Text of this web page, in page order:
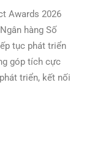
Awards 2026
hàng Số
tục phát triển
góp tích cực
triển, kết nối